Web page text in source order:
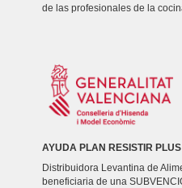
de las profesionales de la
AYUDA PLAN RESISTIR PLUS
Distribuidora Levantina de
beneficiaria de una